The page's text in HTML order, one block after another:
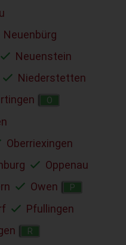
Neuenbürg
Neuenstein
Niederstetten
O
Oberriexingen
Oppenau
Owen P
Pfullingen
R